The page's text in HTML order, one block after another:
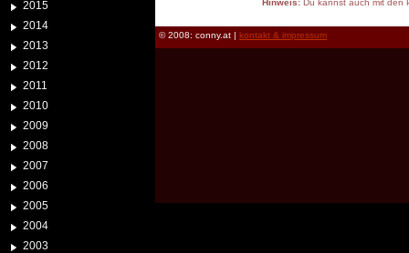
2015
2014
2013
2012
2011
2010
2009
2008
2007
2006
2005
2004
2003
Hinweis:Du kannst auch mit den
© 2008: conny.at | kontakt & impressum